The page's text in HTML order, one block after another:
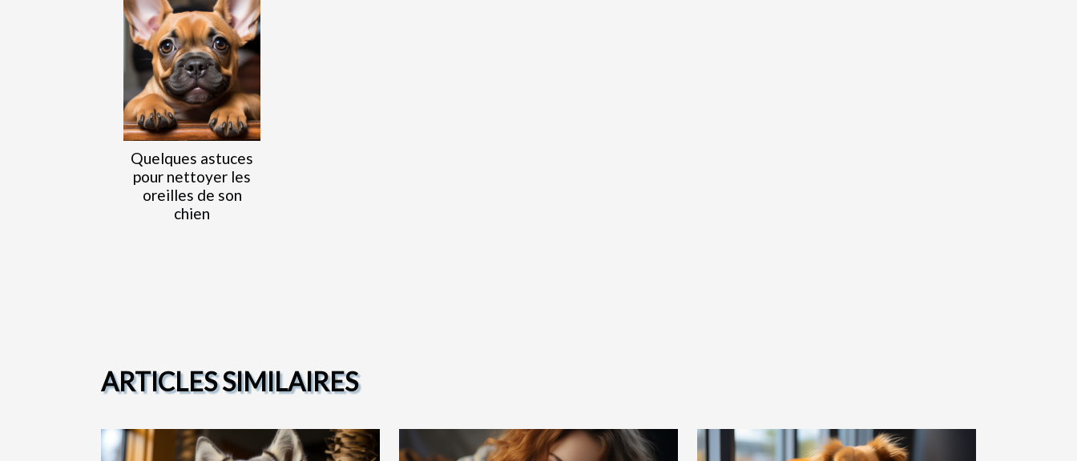
Quelques astuces
pour nettoyer les
oreilles de son
chien
ARTICLES SIMILAIRES